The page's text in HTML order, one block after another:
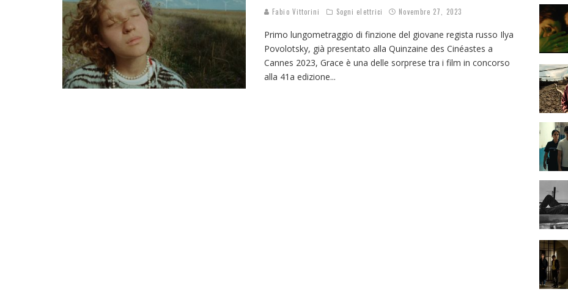
Fabio Vittorini Sogni elettrici Novembre 27, 2023
Primo lungometraggio di finzione del giovane regista russo Ilya
Povolotsky, già presentato alla Quinzaine des Cinéastes a
Cannes 2023, Grace è una delle sorprese tra i film in concorso
alla 41a edizione...